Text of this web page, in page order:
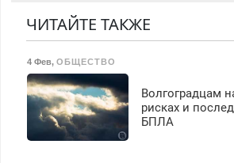
125000
ЧИТАЙТЕ ТАКЖЕ
4 Фев, ОБЩЕСТВО
Волгоградцам
рисках и
БПЛА